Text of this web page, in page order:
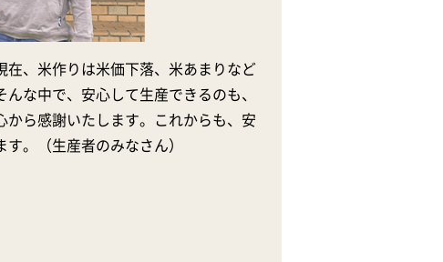
在、米作りは米価下落、米あまりなど
な中で、安心して生産できるのも、
から感謝いたします。これからも、安
。（生産者のみなさん）